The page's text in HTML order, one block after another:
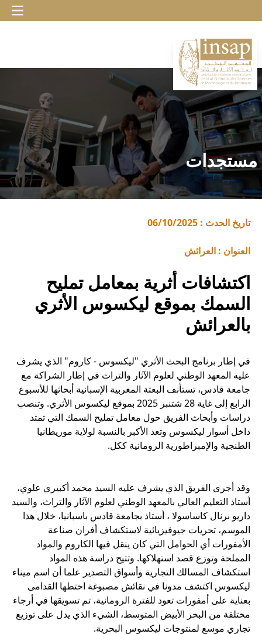
مستجدات
تاريخ الحدث : 06/10/2025
العنوان : العرائش
اكتشافات أثرية بمعامل تمليح
السمك بموقع ليكسوس الأثري
بالعرائش
في إطار برنامج البحث الأثري "ليكسوس - كاروم" الذي يشرف
عليه المعهد الوطني لعلوم الآثار والتراث في إطار الشراكة مع
جامعة قادس، تستأنف البعثة المغربية الإسبانية أبحاثها للأسبوع
الرابع إلى غاية 28 شتنبر 2025 بموقع ليكسوس الأثري. وتنصب
دراسات وأبحاث الفريق حول معامل تمليح السمك التي تمتد
داخل أسوار ليكسوس وتعد الأكبر بالنسبة لولاية موريطانيا
وقد أجرى الفريق الذي يشرف عليه السيد محمد أكبيري علوي،
أستاذ التعليم العالي بالمعهد الوطني لعلوم الآثار والتراث، والسيد
داریو برنال کاساسولا ، أستاذ بجامعة قادس باسبانيا، خلال هذا
الموسم، تحريات جيوفيزيائية لاستكشاف أفران صناعة
الأمفورات أي الحوامل التي كان ينقل فيها الكاروم والمواد
المملحة وتوزع قصد استهلاكها. وتتيح دراسة هذه المواد
استكشاف المسالك التجارية وأسواق التصدير علما أن اسم ميناء
ليكسوس اكتشف مدونا في نقائش مصبوغة اختطها القدامى
بعناية على أمفورات تعود للفترة الرومانية، تم تسويقها في أرجاء
مختلفة من البحر الأبيض المتوسط، الشيء الذي يدل على توزيع